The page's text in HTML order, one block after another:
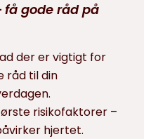
få gode råd på
der er vigtigt for
råd til din
risikofaktorer –
hjertet.